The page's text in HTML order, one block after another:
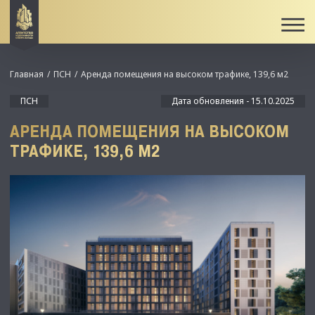
Главная ПСН Аренда помещения на высоком трафике, 139,6 м2
ПСН Дата обновления - 15.10.2025
АРЕНДА ПОМЕЩЕНИЯ НА ВЫСОКОМ
ТРАФИКЕ, 139,6 М2